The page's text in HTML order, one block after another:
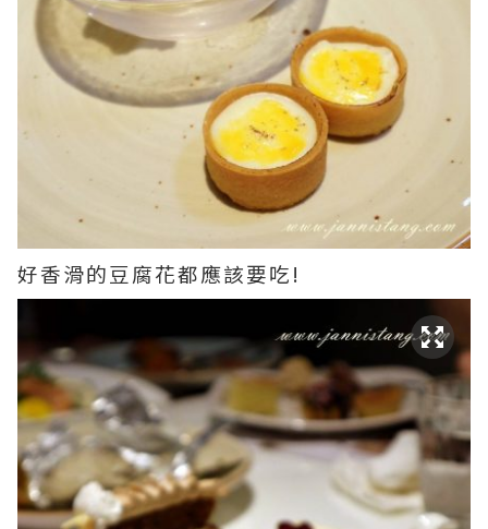
好香滑的豆腐花都應該要吃!